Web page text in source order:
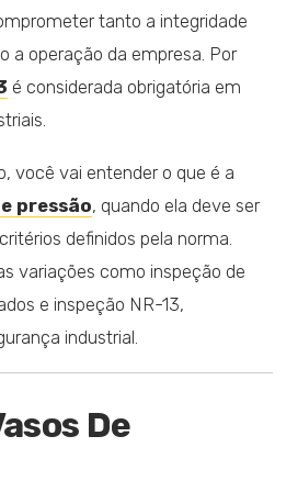
tanto a integridade
a operação da empresa. Por
é considerada obrigatória em
você vai entender o que é a
pressão, quando ela deve ser
definidos pela norma.
variações como inspeção de
e inspeção NR-13,
industrial.
De